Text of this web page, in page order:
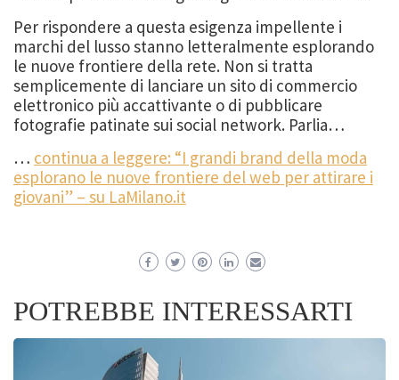
Per rispondere a questa esigenza impellente i
marchi del lusso stanno letteralmente esplorando
le nuove frontiere della rete. Non si tratta
semplicemente di lanciare un sito di commercio
elettronico più accattivante o di pubblicare
fotografie patinate sui social network. Parlia…
… continua a leggere: “I grandi brand della moda
esplorano le nuove frontiere del web per attirare i
giovani” – su LaMilano.it
POTREBBE INTERESSARTI